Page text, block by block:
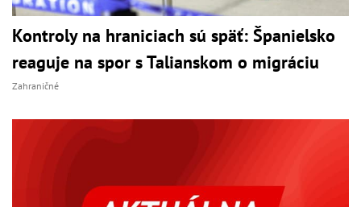
Kontroly na hraniciach sú späť: Španielsko
reaguje na spor s Talianskom o migráciu
Zahraničné